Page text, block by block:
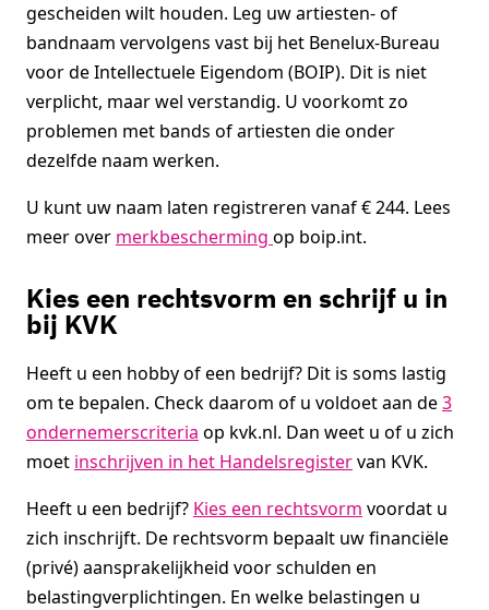
gescheiden wilt houden. Leg uw artiesten- of
bandnaam vervolgens vast bij het Benelux-Bureau
voor de Intellectuele Eigendom (BOIP). Dit is niet
verplicht, maar wel verstandig. U voorkomt zo
problemen met bands of artiesten die onder
dezelfde naam werken.
U kunt uw naam laten registreren vanaf € 244. Lees
meer over merkbescherming op boip.int.
Kies een rechtsvorm en schrijf u in
bij KVK
Heeft u een hobby of een bedrijf? Dit is soms lastig
om te bepalen. Check daarom of u voldoet aan de3
ondernemerscriteria op kvk.nl. Dan weet u of u zich
moet inschrijven in het Handelsregistervan KVK.
Heeft u een bedrijf? Kies een rechtsvorm voordat u
zich inschrijft. De rechtsvorm bepaalt uw financiële
(privé) aansprakelijkheid voor schulden en
belastingverplichtingen. En welke belastingen u